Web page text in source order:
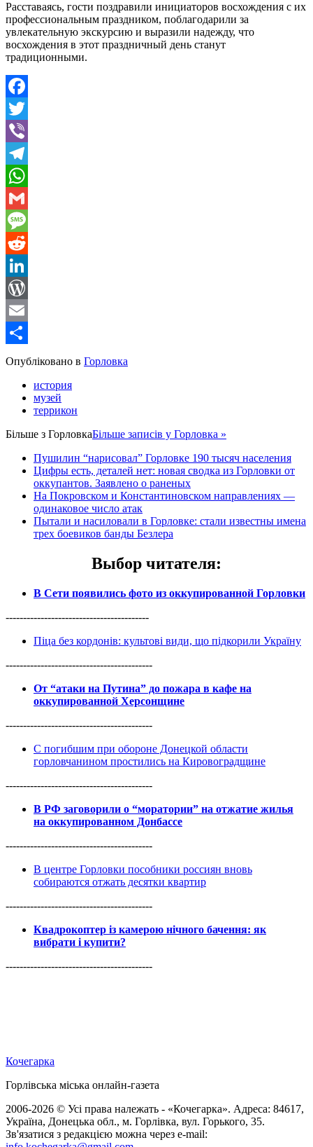
Расставаясь, гости поздравили инициаторов восхождения с их
профессиональным праздником, поблагодарили за
увлекательную экскурсию и выразили надежду, что
восхождения в этот праздничный день станут
традиционными.
Facebook
Twitter
Viber
Telegram
WhatsApp
Gmail
Message
Reddit
LinkedIn
WordPress
Email
Share
Опубліковано в Горловка
история
музей
террикон
Більше з ГорловкаБільше записів у Горловка »
Пушилин “нарисовал” Горловке 190 тысяч населения
Цифры есть, деталей нет: новая сводка из Горловки от
оккупантов. Заявлено о раненых
На Покровском и Константиновском направлениях —
одинаковое число атак
Пытали и насиловали в Горловке: стали известны имена
трех боевиков банды Безлера
Выбор читателя:
В Сети появились фото из оккупированной Горловки
-----------------------------------------
Піца без кордонів: культові види, що підкорили Україну
------------------------------------------
От “атаки на Путина” до пожара в кафе на
оккупированной Херсонщине
------------------------------------------
С погибшим при обороне Донецкой области
горловчанином простились на Кировоградщине
------------------------------------------
В РФ заговорили о “моратории” на отжатие жилья
на оккупированном Донбассе
------------------------------------------
В центре Горловки пособники россиян вновь
собираются отжать десятки квартир
------------------------------------------
Квадрокоптер із камерою нічного бачення: як
вибрати і купити?
------------------------------------------
Кочегарка
Горлівська міська онлайн-газета
2006-2026 © Усі права належать - «Кочегарка». Адреса: 84617,
Україна, Донецька обл., м. Горлівка, вул. Горького, 35.
Зв'язатися з редакцією можна через e-mail: